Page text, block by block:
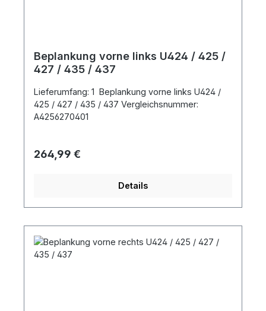
Beplankung vorne links U424 / 425 /
427 / 435 / 437
Lieferumfang: 1 Beplankung vorne links U424 /
425 / 427 / 435 / 437 Vergleichsnummer:
A4256270401
Regulärer Preis:
264,99 €
Details